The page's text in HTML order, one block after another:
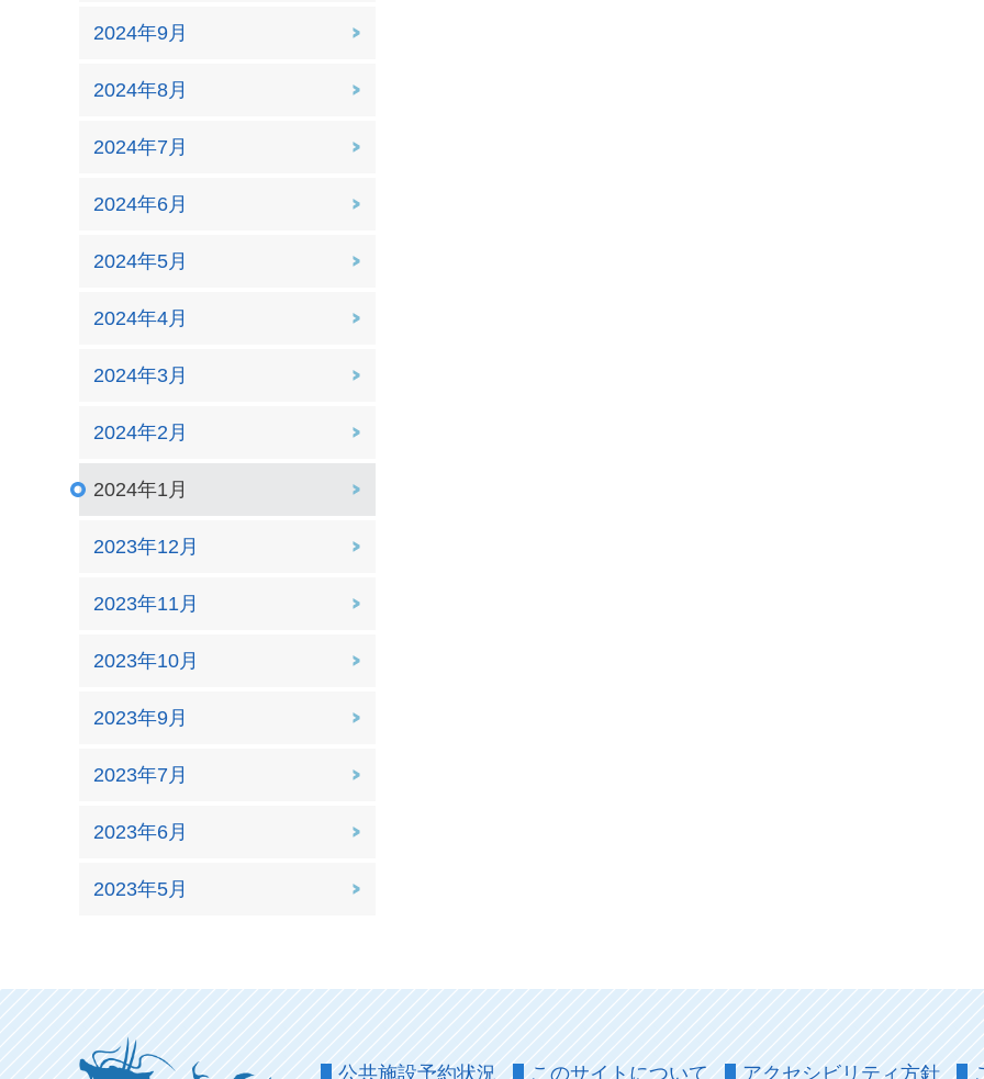
2024年9月
2024年8月
2024年7月
2024年6月
2024年5月
2024年4月
2024年3月
2024年2月
2024年1月
2023年12月
2023年11月
2023年10月
2023年9月
2023年7月
2023年6月
2023年5月
公共施設予約状況 このサイトについて アクセシビリティ方針